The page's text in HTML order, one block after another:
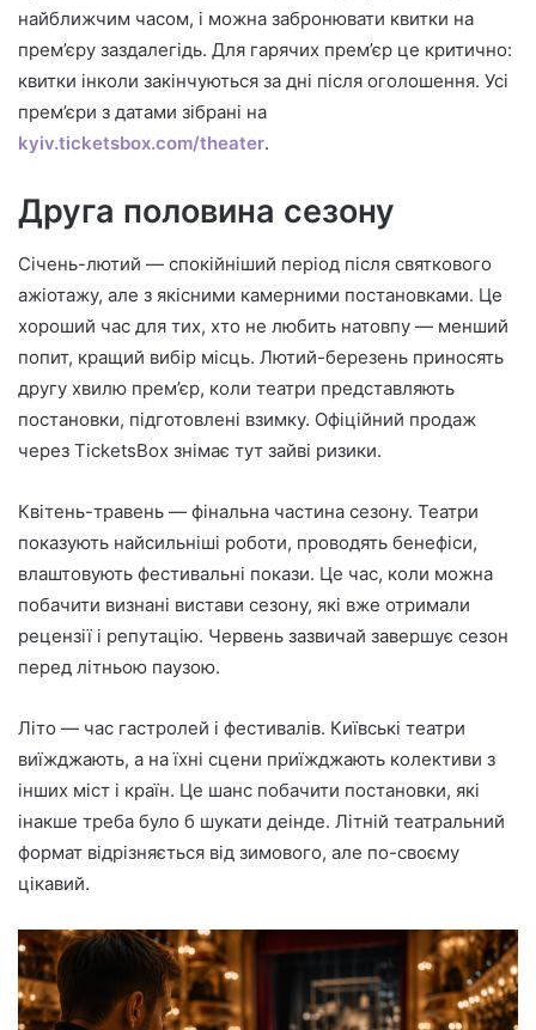
найближчим часом, і можна забронювати квитки на
прем’єру заздалегідь. Для гарячих прем’єр це критично:
квитки інколи закінчуються за дні після оголошення. Усі
прем’єри з датами зібрані на
kyiv.ticketsbox.com/theater.
Друга половина сезону
Січень-лютий — спокійніший період після святкового
ажіотажу, але з якісними камерними постановками. Це
хороший час для тих, хто не любить натовпу — менший
попит, кращий вибір місць. Лютий-березень приносять
другу хвилю прем’єр, коли театри представляють
постановки, підготовлені взимку. Офіційний продаж
через TicketsBox знімає тут зайві ризики.
Квітень-травень — фінальна частина сезону. Театри
показують найсильніші роботи, проводять бенефіси,
влаштовують фестивальні покази. Це час, коли можна
побачити визнані вистави сезону, які вже отримали
рецензії і репутацію. Червень зазвичай завершує сезон
перед літньою паузою.
Літо — час гастролей і фестивалів. Київські театри
виїжджають, а на їхні сцени приїжджають колективи з
інших міст і країн. Це шанс побачити постановки, які
інакше треба було б шукати деінде. Літній театральний
формат відрізняється від зимового, але по-своєму
цікавий.